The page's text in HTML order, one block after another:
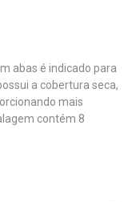
abas é indicado para
a cobertura seca,
mais
contém 8